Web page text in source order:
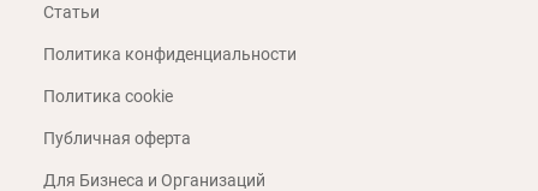
Статьи
Политика конфиденциальности
Политика cookie
Публичная оферта
Для Бизнеса и Организаций